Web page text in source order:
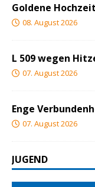
Goldene
08. August 2026
L 509 wegen
07. August 2026
Enge
07. August 2026
JUGEND